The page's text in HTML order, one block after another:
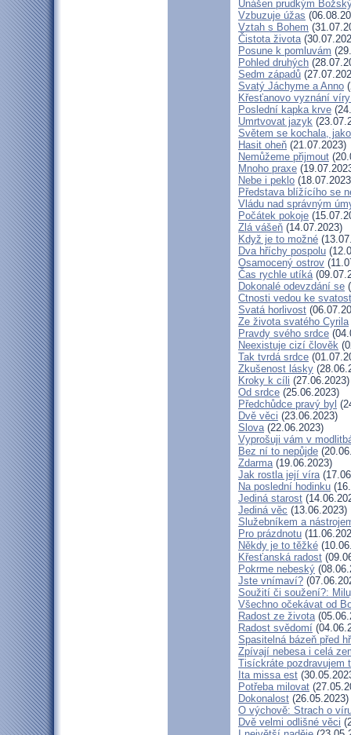
Unášen prudkým
Vzbuzuje úžas
Vztah s Bohem
Čistota života
Posune k pomluvám
Pohled druhých
Sedm západů
Svatý Jáchyme a Anno
Křesťanovo vyznání
Poslední kapka krve
Umrtvovat jazyk
Světem se kochala,
Hasit oheň (21.07.2023)
Nemůžeme přijmout
Mnoho praxe
Nebe i peklo
Představa blížícího se
Vládu nad správným
Počátek pokoje
Zlá vášeň (14.07.2023)
Když je to možné
Dva hříchy pospolu
Osamocený ostrov
Čas rychle utíká
Dokonalé odevzdání se
Ctnosti vedou ke
Svatá horlivost
Ze života svatého Cyrila
Pravdy svého srdce
Neexistuje cizí člověk
Tak tvrdá srdce
Zkušenost lásky
Kroky k cíli (27.06.2023)
Od srdce (25.06.2023)
Předchůdce pravý byl
Dvě věci (23.06.2023)
Slova(22.06.2023)
Vyprošuji vám v
Bez ní to nepůjde
Zdarma(19.06.2023)
Jak rostla její víra
Na poslední hodinku
Jediná starost
Jediná věc (13.06.2023)
Služebníkem a
Pro prázdnotu
Někdy je to těžké
Křesťanská radost
Pokrme nebeský
Jste vnímaví?
Soužití či soužení?:
Všechno očekávat od
Radost ze života
Radost svědomí
Spasitelná bázeň před
Zpívají nebesa i celá
Tisíckráte pozdravujem
Ita missa est
Potřeba milovat
Dokonalost (26.05.2023)
O výchově: Strach o
Dvě velmi odlišné věci